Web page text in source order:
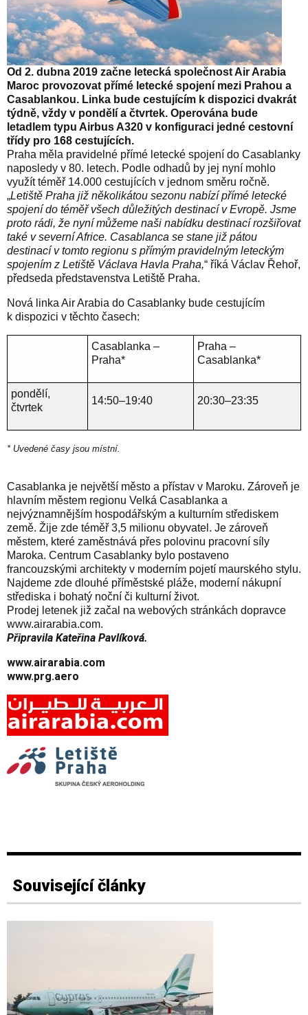
Od 2. dubna 2019 začne letecká společnost Air Arabia
Maroc provozovat přímé letecké spojení mezi Prahou a
Casablankou. Linka bude cestujícím k dispozici dvakrát
týdně, vždy v pondělí a čtvrtek. Operována bude
letadlem typu Airbus A320 v konfiguraci jedné cestovní
třídy pro 168 cestujících.
Praha měla pravidelné přímé letecké spojení do Casablanky
naposledy v 80. letech. Podle odhadů by jej nyní mohlo
využít téměř 14.000 cestujících v jednom směru ročně.
„Letiště Praha již několikátou sezonu nabízí přímé letecké
spojení do téměř všech důležitých destinací v Evropě. Jsme
proto rádi, že nyní můžeme naši nabídku destinací rozšiřovat
také v severní Africe. Casablanca se stane již pátou
destinací v tomto regionu s přímým pravidelným leteckým
spojením z Letiště Václava Havla Praha,“ říká Václav Řehoř,
předseda představenstva Letiště Praha.
Nová linka Air Arabia do Casablanky bude cestujícím
k dispozici v těchto časech:
Casablanka –
Praha*
Praha –
Casablanka*
pondělí,
čtvrtek
14:50–19:40 20:30–23:35
* Uvedené časy jsou místní.
Casablanka je největší město a přístav v Maroku. Zároveň je
hlavním městem regionu Velká Casablanka a
nejvýznamnějším hospodářským a kulturním střediskem
země. Žije zde téměř 3,5 milionu obyvatel. Je zároveň
městem, které zaměstnává přes polovinu pracovní síly
Maroka. Centrum Casablanky bylo postaveno
francouzskými architekty v moderním pojetí maurského stylu.
Najdeme zde dlouhé příměstské pláže, moderní nákupní
střediska i bohatý noční či kulturní život.
Prodej letenek již začal na webových stránkách dopravce
www.airarabia.com.
Připravila Kateřina Pavlíková.
www.airarabia.com
www.prg.aero
Související články